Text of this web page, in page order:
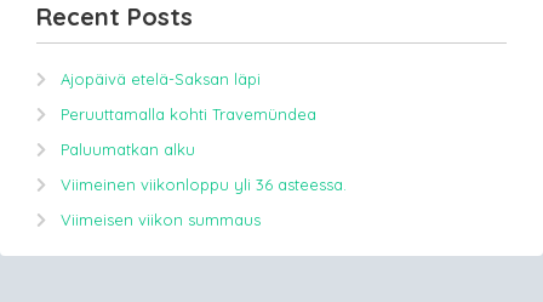
Recent Posts
Ajopäivä etelä-Saksan läpi
Peruuttamalla kohti Travemündea
Paluumatkan alku
Viimeinen viikonloppu yli 36 asteessa.
Viimeisen viikon summaus